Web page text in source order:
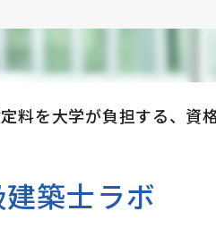
料を大学が負担する、資
築士ラボ